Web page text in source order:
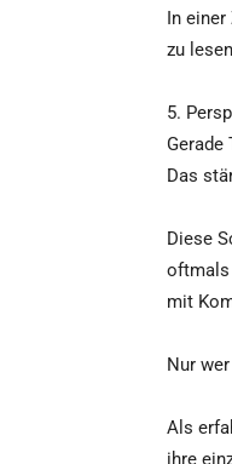
In
zu
5.
Gerade
Das
Diese
oftmals
mit
Nur
Als
ihre